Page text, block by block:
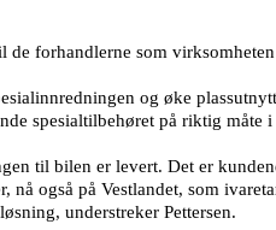
forhandlerne som virksomheten
og øke
spesialtilbehøret på riktig måte
til bilen er levert. Det er
også på Vestlandet, som
understreker Pettersen.